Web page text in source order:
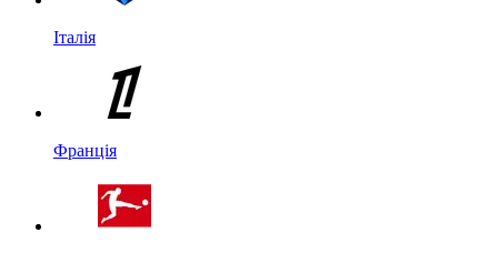
Італія
Франція